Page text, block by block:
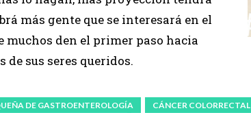
más gente que se interesará en el
muchos den el primer paso hacia
de sus seres queridos.
DE GASTROENTEROLOGÍA
CÁNCER COLORRECTAL